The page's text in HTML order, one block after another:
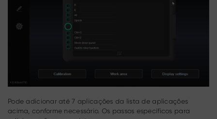
Pode adicionar até 7 aplicações da lista de aplicações
acima, conforme necessário. Os passos específicos para